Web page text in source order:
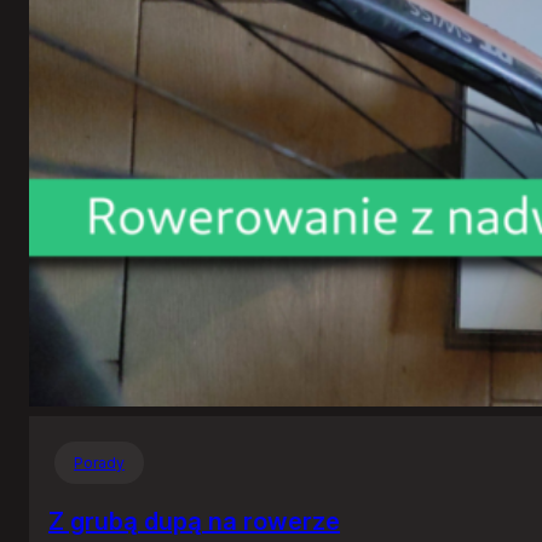
Porady
Z grubą dupą na rowerze